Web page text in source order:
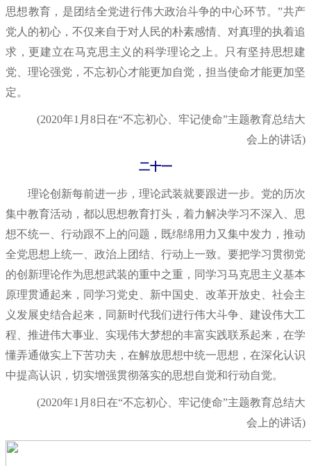
思想教育，是团结全党进行伟大政治斗争的中心环节。”共产
党人的初心，不仅来自于对人民的朴素感情、对真理的执着追
求，更建立在马克思主义的科学理论之上。只有坚持思想建
党、理论强党，不忘初心才能更加自觉，担当使命才能更加坚
定。
(2020年1月8日在“不忘初心、牢记使命”主题教育总结大
会上的讲话)
二十一
理论创新每前进一步，理论武装就要跟进一步。党的历次
集中教育活动，都以思想教育打头，着力解决学习不深入、思
想不统一、行动跟不上的问题，既绵绵用力又集中发力，推动
全党思想上统一、政治上团结、行动上一致。要把学习贯彻党
的创新理论作为思想武装的重中之重，同学习马克思主义基本
原理贯通起来，同学习党史、新中国史、改革开放史、社会主
义发展史结合起来，同新时代我们进行伟大斗争、建设伟大工
程、推进伟大事业、实现伟大梦想的丰富实践联系起来，在学
懂弄通做实上下苦功夫，在解放思想中统一思想，在深化认识
中提高认识，切实增强贯彻落实的思想自觉和行动自觉。
(2020年1月8日在“不忘初心、牢记使命”主题教育总结大
会上的讲话)